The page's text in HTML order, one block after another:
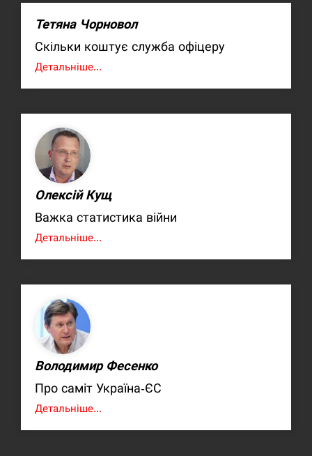
Тетяна Чорновол
Скільки коштує служба офіцеру
Детальніше...
Олексій Кущ
Важка статистика війни
Детальніше...
Володимир Фесенко
Про саміт Україна-ЄС
Детальніше...